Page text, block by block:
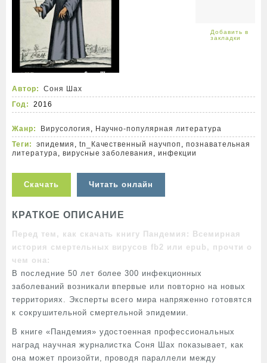
Автор:
Соня Шах
Год:
2016
Жанр: Вирусология , Научно-популярная литература
Теги:
эпидемия , tn_Качественный научпоп ,познавательная
литература, вирусные заболевания ,инфекции
Скачать Читать онлайн
КРАТКОЕ ОПИСАНИЕ
Перед тем, как скачать книгу Пандемия: Всемирная
история смертельных вирусов fb2 или epub, прочти о
чем она:
В последние 50 лет более 300 инфекционных
заболеваний возникали впервые или повторно на новых
территориях. Эксперты всего мира напряженно готовятся
к сокрушительной смертельной эпидемии.
В книге «Пандемия» удостоенная профессиональных
наград научная журналистка Соня Шах показывает, как
она может произойти, проводя параллели между